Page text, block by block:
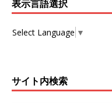
表示言語選択
Select Language ▼
サイト内検索